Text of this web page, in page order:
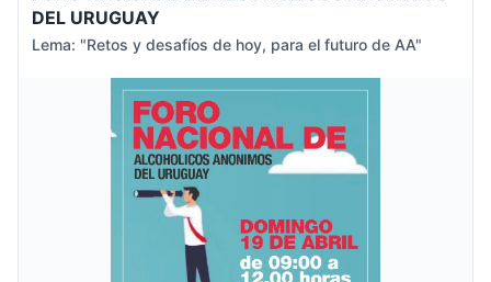
DEL URUGUAY
Lema: "Retos y desafíos de hoy, para el futuro de AA"